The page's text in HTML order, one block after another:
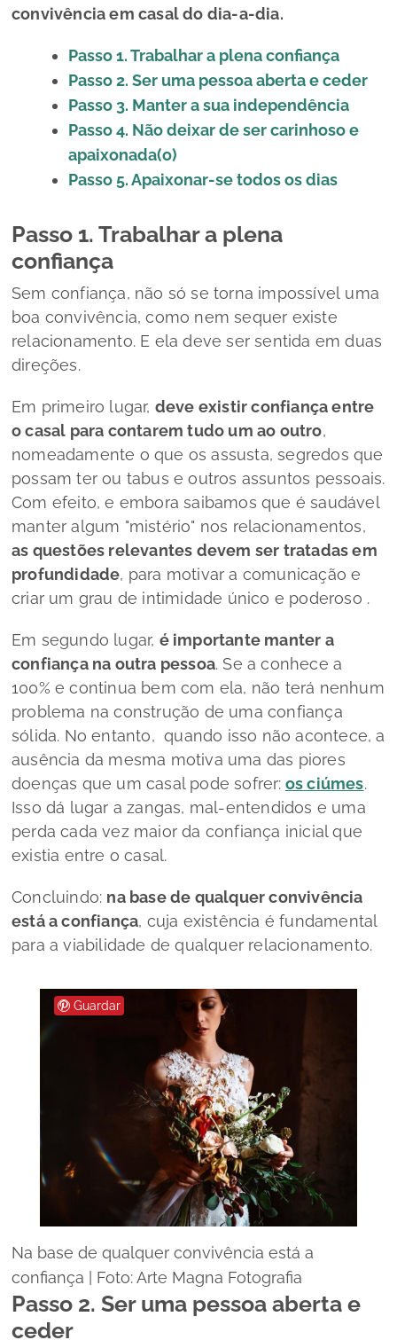
convivência em casal do dia-a-dia.
Passo 1. Trabalhar a plena confiança
Passo 2. Ser uma pessoa aberta e ceder
Passo 3. Manter a sua independência
Passo 4. Não deixar de ser carinhoso e
apaixonada(o)
Passo 5. Apaixonar-se todos os dias
Passo 1. Trabalhar a plena
confiança
Sem confiança, não só se torna impossível uma
boa convivência, como nem sequer existe
relacionamento. E ela deve ser sentida em duas
direções.
Em primeiro lugar, deve existir confiança entre
o casal para contarem tudo um ao outro,
nomeadamente o que os assusta, segredos que
possam ter ou tabus e outros assuntos pessoais.
Com efeito, e embora saibamos que é saudável
manter algum "mistério" nos relacionamentos,
as questões relevantes devem ser tratadas em
profundidade, para motivar a comunicação e
criar um grau de intimidade único e poderoso .
Em segundo lugar, é importante manter a
confiança na outra pessoa. Se a conhece a
100% e continua bem com ela, não terá nenhum
problema na construção de uma confiança
sólida. No entanto, quando isso não acontece, a
ausência da mesma motiva uma das piores
doenças que um casal pode sofrer: os ciúmes.
Isso dá lugar a zangas, mal-entendidos e uma
perda cada vez maior da confiança inicial que
existia entre o casal.
Concluindo: na base de qualquer convivência
está a confiança, cuja existência é fundamental
para a viabilidade de qualquer relacionamento.
Guardar
Na base de qualquer convivência está a
confiança | Foto: Arte Magna Fotografia
Passo 2. Ser uma pessoa aberta e
ceder